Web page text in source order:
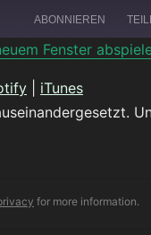
ABONNIEREN
Fenster
iTunes
VERO, ERSTES FAZIT
for more information.